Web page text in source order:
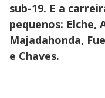
sub-19. E a
pequenos: Elche,
Majadahonda,
e Chaves.